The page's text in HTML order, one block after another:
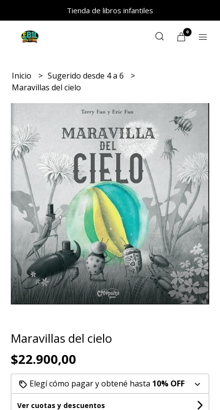
Tienda de libros infantiles
0
Inicio
Sugerido desde 4 a 6
Maravillas del cielo
Maravillas del cielo
$22.900,00
Elegí cómo pagar y obtené hasta 10% OFF
Ver cuotas y descuentos